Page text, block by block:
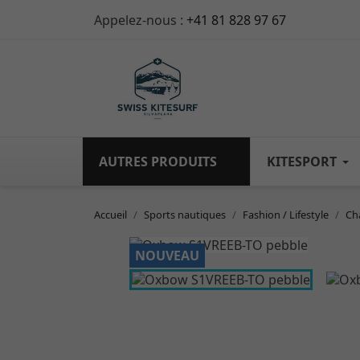
Appelez-nous : +41 81 828 97 67
AUTRES PRODUITS KITESPORT
Accueil Sports nautiques Fashion / Lifestyle
NOUVEAU